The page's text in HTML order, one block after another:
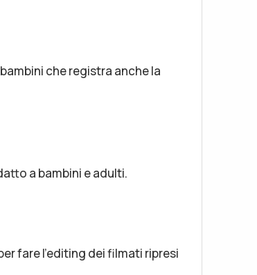
che registra anche la
a bambini e adulti.
fare l’editing dei filmati ripresi